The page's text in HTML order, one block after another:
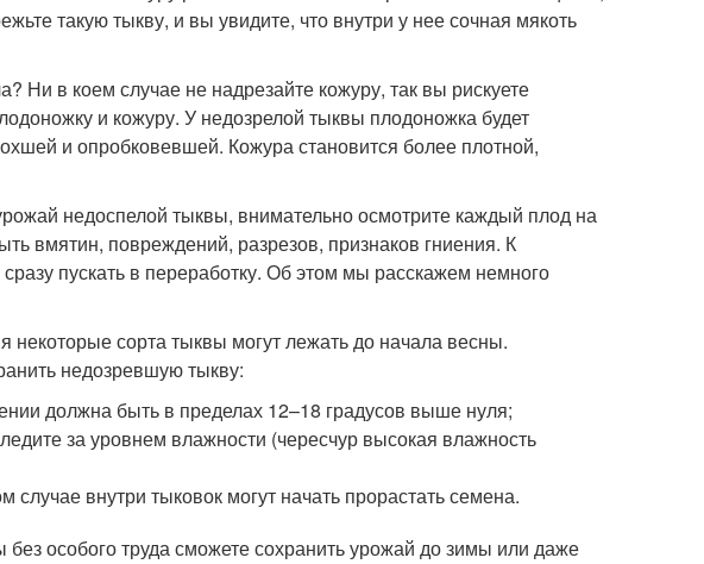
такую тыкву, и вы увидите, что внутри у нее сочная мякоть
Ни в коем случае не надрезайте кожуру, так вы рискуете
и кожуру. У недозрелой тыквы плодоножка будет
и опробковевшей. Кожура становится более плотной,
недоспелой тыквы, внимательно осмотрите каждый плод на
вмятин, повреждений, разрезов, признаков гниения. К
пускать в переработку. Об этом мы расскажем немного
сорта тыквы могут лежать до начала весны.
недозревшую тыкву:
должна быть в пределах 12–18 градусов выше нуля;
за уровнем влажности (чересчур высокая влажность
случае внутри тыковок могут начать прорастать семена.
особого труда сможете сохранить урожай до зимы или даже